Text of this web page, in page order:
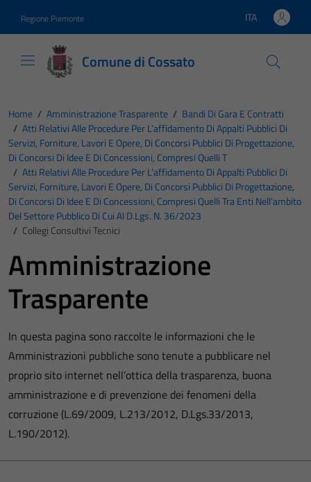
Regione Piemonte Lingua attiva:
ITA
Comune di Cossato
Home / Amministrazione Trasparente / Bandi Di Gara E Contratti
/ Atti Relativi Alle Procedure Per L’affidamento Di Appalti Pubblici Di
Servizi, Forniture, Lavori E Opere, Di Concorsi Pubblici Di Progettazione,
Di Concorsi Di Idee E Di Concessioni, Compresi Quelli T
/ Atti Relativi Alle Procedure Per L’affidamento Di Appalti Pubblici Di
Servizi, Forniture, Lavori E Opere, Di Concorsi Pubblici Di Progettazione,
Di Concorsi Di Idee E Di Concessioni, Compresi Quelli Tra Enti Nell’ambito
Del Settore Pubblico Di Cui Al D.Lgs. N. 36/2023
/ Collegi Consultivi Tecnici
Amministrazione
Trasparente
In questa pagina sono raccolte le informazioni che le
Amministrazioni pubbliche sono tenute a pubblicare nel
proprio sito internet nell’ottica della trasparenza, buona
amministrazione e di prevenzione dei fenomeni della
corruzione (L.69/2009, L.213/2012, D.Lgs.33/2013,
L.190/2012).